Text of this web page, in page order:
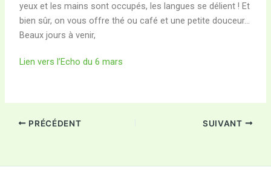
yeux et les mains sont occupés, les langues se délient ! Et
bien sûr, on vous offre thé ou café et une petite douceur…
Beaux jours à venir,
Lien vers l’Echo du 6 mars
PRÉCÉDENT SUIVANT